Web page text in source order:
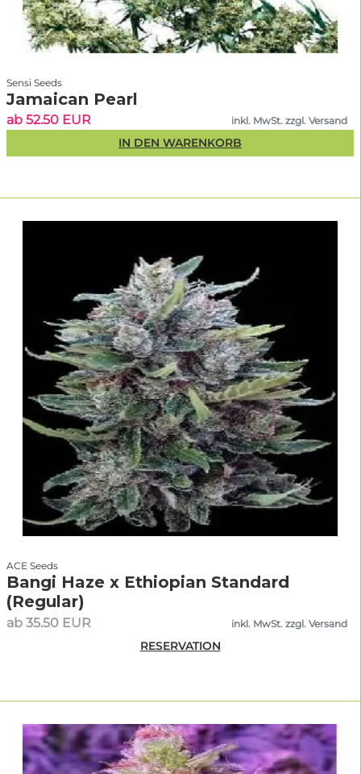
Sensi Seeds
Jamaican Pearl
ab 52.50 EUR inkl. MwSt. zzgl. Versand
IN DEN WARENKORB
ACE Seeds
Bangi Haze x Ethiopian Standard
(Regular)
ab 35.50 EUR inkl. MwSt. zzgl. Versand
RESERVATION